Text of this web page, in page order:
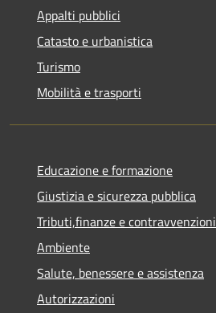
Appalti pubblici
Catasto e urbanistica
Turismo
Mobilità e trasporti
Educazione e formazione
Giustizia e sicurezza pubblica
Tributi,finanze e contravvenzioni
Ambiente
Salute, benessere e assistenza
Autorizzazioni